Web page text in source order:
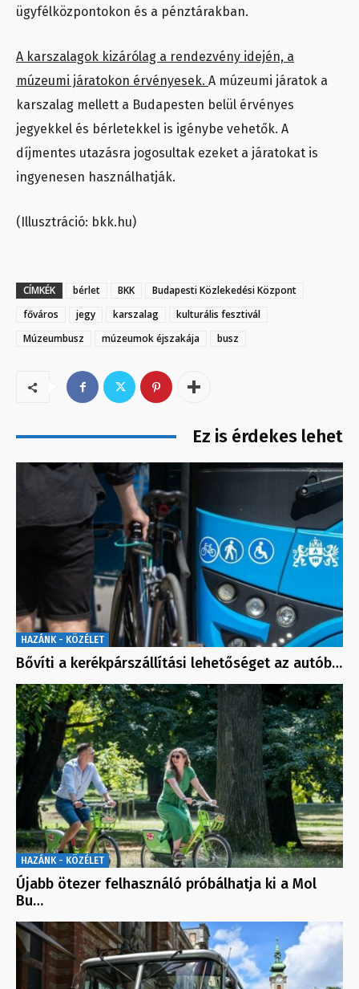
ügyfélközpontokon és a pénztárakban.
A karszalagok kizárólag a rendezvény idején, a
múzeumi járatokon érvényesek. A múzeumi járatok a
karszalag mellett a Budapesten belül érvényes
jegyekkel és bérletekkel is igénybe vehetők. A
díjmentes utazásra jogosultak ezeket a járatokat is
ingyenesen használhatják.
(Illusztráció: bkk.hu)
CÍMKÉK bérlet BKK
Budapesti Közlekedési Központ
főváros
jegy karszalag
kulturális fesztivál
Múzeumbusz
múzeumok éjszakája busz
Ez is érdekes lehet
HAZÁNK - KÖZÉLET
Bővíti a kerékpárszállítási lehetőséget az autób…
HAZÁNK - KÖZÉLET
Újabb ötezer felhasználó próbálhatja ki a Mol
Bu…